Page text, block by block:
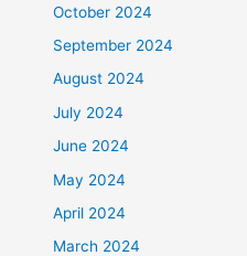
October 2024
September 2024
August 2024
July 2024
June 2024
May 2024
April 2024
March 2024